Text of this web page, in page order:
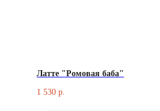
Латте "Ромовая баба"
1 530 р.